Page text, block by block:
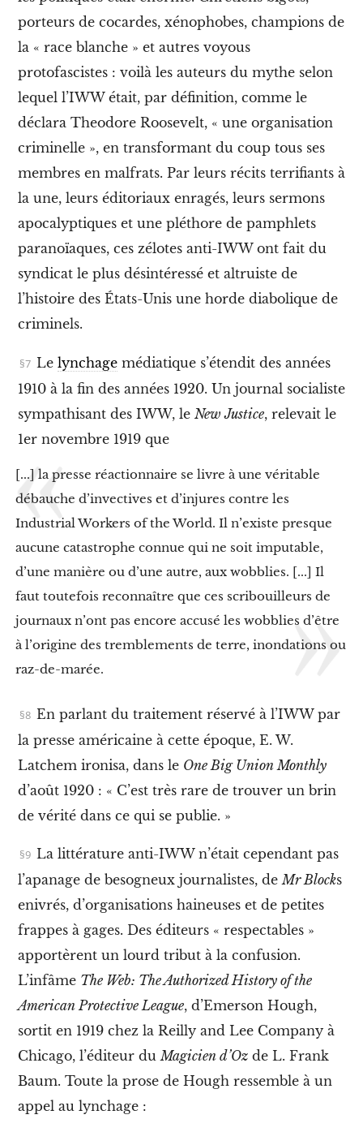
porteurs de cocardes, xénophobes, champions de
la « race blanche » et autres voyous
protofascistes : voilà les auteurs du mythe selon
lequel l’IWW était, par définition, comme le
déclara Theodore Roosevelt, « une organisation
criminelle », en transformant du coup tous ses
membres en malfrats. Par leurs récits terrifiants à
la une, leurs éditoriaux enragés, leurs sermons
apocalyptiques et une pléthore de pamphlets
paranoïaques, ces zélotes anti-IWW ont fait du
syndicat le plus désintéressé et altruiste de
l’histoire des États-Unis une horde diabolique de
criminels.
Le lynchagemédiatique s’étendit des années
1910 à la fin des années 1920. Un journal socialiste
sympathisant des IWW, le New Justice, relevait le
1er novembre 1919 que
[...] la presse réactionnaire se livre à une véritable
débauche d’invectives et d’injures contre les
Industrial Workers of the World. Il n’existe presque
aucune catastrophe connue qui ne soit imputable,
d’une manière ou d’une autre, aux wobblies. [...] Il
faut toutefois reconnaître que ces scribouilleurs de
journaux n’ont pas encore accusé les wobblies d’être
à l’origine des tremblements de terre, inondations ou
raz-de-marée.
En parlant du traitement réservé à l’IWW par
la presse américaine à cette époque, E. W.
Latchem ironisa, dans le One Big Union Monthly
d’août 1920 : « C’est très rare de trouver un brin
de vérité dans ce qui se publie. »
La littérature anti-IWW n’était cependant pas
l’apanage de besogneux journalistes, deMr Blocks
enivrés, d’organisations haineuses et de petites
frappes à gages. Des éditeurs « respectables »
apportèrent un lourd tribut à la confusion.
L’infâme The Web: The Authorized History of the
American Protective League, d’Emerson Hough,
sortit en 1919 chez la Reilly and Lee Company à
Chicago, l’éditeur duMagicien d’Ozde L. Frank
Baum. Toute la prose de Hough ressemble à un
appel au lynchage :
o
l
g
i
s
V
I
I
.
’
W
W
t
l
a
q
e
s
t
o
b
a
c
h
I
I
I
.
e
s
m
e
s
w
o
b
i
s
e
t
l
f
é
i
n
i
s
e
w
o